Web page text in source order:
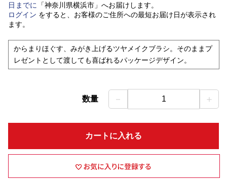
日 までに 「神奈川県横浜市」 へお届けします。
ログイン をすると、お客様のご住所への最短お届け日が表示され
ます。
からまりほぐす、みがき上げるツヤメイクブラシ。そのままプ
レゼントとして渡しても喜ばれるパッケージデザイン。
数量 － 1 ＋
カートに入れる